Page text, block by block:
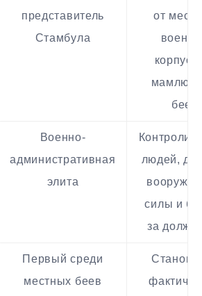
представитель
Стамбула
от
беев
Военно-
административная
элита
людей,
силы и
за
Первый среди
местных беев